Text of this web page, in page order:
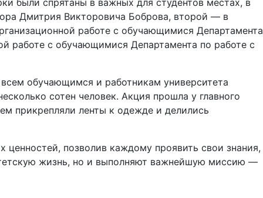
были спрятаны в важных для студентов местах, в
Дмитрия Викторовича Боброва, второй — в
работе с обучающимися Департамента
работе с обучающимися Департамента по работе с
обучающимся и работникам университета
сотен человек. Акция прошла у главного
прикрепляли ленты к одежде и делились
ценностей, позволив каждому проявить свои знания,
жизнь, но и выполняют важнейшую миссию —